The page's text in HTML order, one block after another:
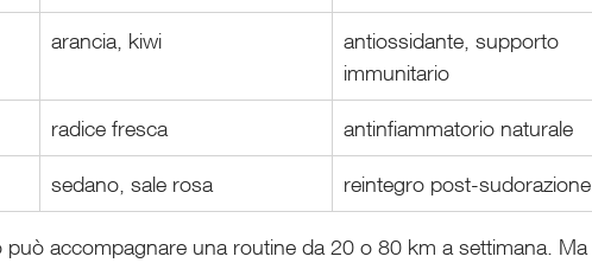
arancia, kiwi
antiossidante, supporto
immunitario
radice fresca antinfiammatorio naturale
sedano, sale rosa reintegro post-sudorazione
accompagnare una routine da 20 o 80 km a settimana. Ma